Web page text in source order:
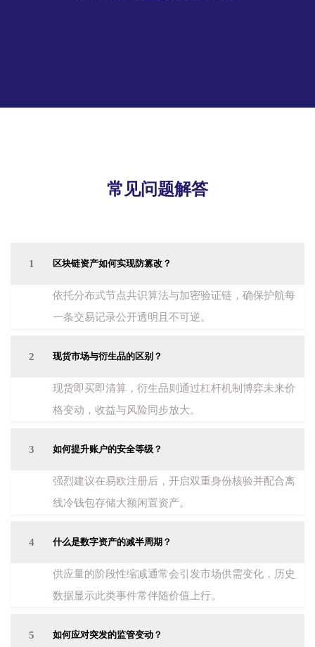
常见问题解答
1 区块链资产如何实现防篡改？
依托分布式节点共识算法与加密验证链，确保护航每
一条交易记录公开透明且不可逆。
2 现货市场与衍生品的区别？
现货即买即清算，衍生品则通过杠杆机制博弈未来价
格变动，收益与风险同步放大。
3 如何提升账户的安全等级？
强烈建议在易欧注册后，开启双重身份核验并配合离
线冷钱包存储大额闲置资产。
4 什么是数字资产的减半周期？
供应量的阶段性缩减通常会引发市场供需变化，历史
数据显示此类事件常伴随价值上行。
5 如何应对突发的监管变动？